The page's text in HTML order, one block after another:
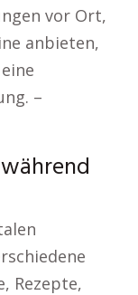
vor Ort,
anbieten,
–
Rezepte,